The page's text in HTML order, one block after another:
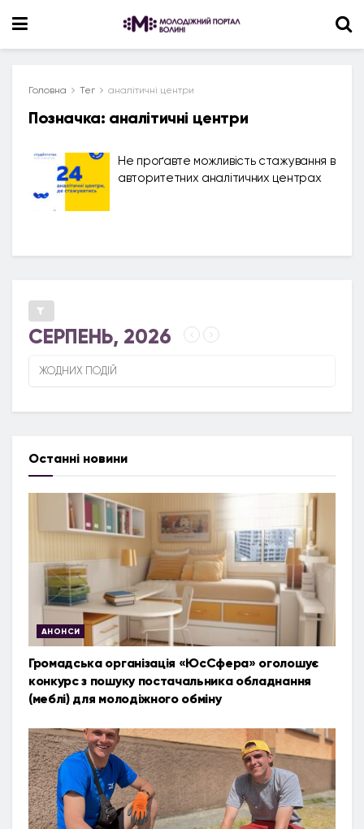
Головна Тег аналітичні центри
Позначка: аналітичні центри
Не проґавте можливість стажування в
авторитетних аналітичних центрах
СЕРПЕНЬ, 2026
ЖОДНИХ ПОДІЙ
Останні новини
АНОНСИ
Громадська організація «ЮсСфера» оголошує
конкурс з пошуку постачальника обладнання
(меблі) для молодіжного обміну